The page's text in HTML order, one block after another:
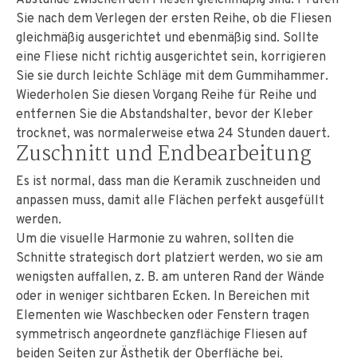
Sie nach dem Verlegen der ersten Reihe, ob die Fliesen
gleichmäßig ausgerichtet und ebenmäßig sind. Sollte
eine Fliese nicht richtig ausgerichtet sein, korrigieren
Sie sie durch leichte Schläge mit dem Gummihammer.
Wiederholen Sie diesen Vorgang Reihe für Reihe und
entfernen Sie die Abstandshalter, bevor der Kleber
trocknet, was normalerweise etwa 24 Stunden dauert.
Zuschnitt und Endbearbeitung
Es ist normal, dass man die Keramik zuschneiden und
anpassen muss, damit alle Flächen perfekt ausgefüllt
werden.
Um die visuelle Harmonie zu wahren, sollten die
Schnitte strategisch dort platziert werden, wo sie am
wenigsten auffallen, z. B. am unteren Rand der Wände
oder in weniger sichtbaren Ecken. In Bereichen mit
Elementen wie Waschbecken oder Fenstern tragen
symmetrisch angeordnete ganzflächige Fliesen auf
beiden Seiten zur Ästhetik der Oberfläche bei.